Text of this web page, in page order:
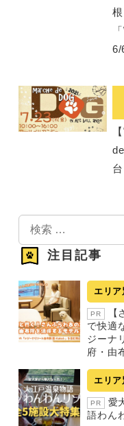
6/
台
検
索
注目記事
エリ
PR
【
で快適
ジーナ
府・由
エリ
PR
愛
語わん